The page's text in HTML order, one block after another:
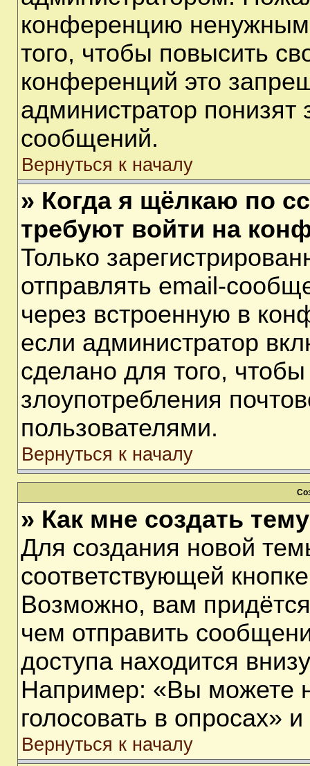
конференцию
того, чтобы повысить
конференций это
администратор понизят
сообщений.
Вернуться к началу
» Когда я щёлкаю по
требуют войти на
Только
отправлять email-
через встроенную в
если администратор
сделано для того,
злоупотребления
пользователями.
Вернуться к началу
» Как мне создать
Для создания новой
соответствующей
Возможно, вам
чем отправить
доступа находится
Например: «Вы можете
голосовать в опросах» и
Вернуться к началу